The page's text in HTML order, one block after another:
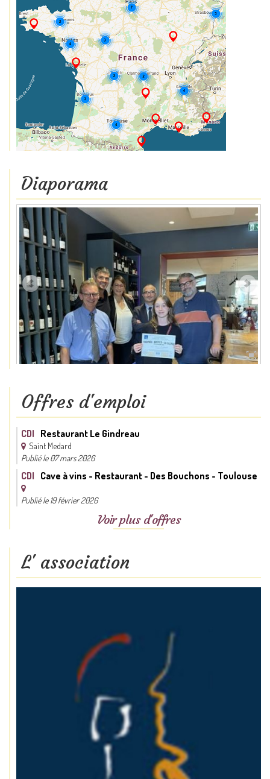
Diaporama
Offres d'emploi
CDI Restaurant Le Gindreau
Saint Medard
Publié le 07 mars 2026
CDI Cave à vins - Restaurant - Des Bouchons - Toulouse
Publié le 19 février 2026
Voir plus d'offres
L' association